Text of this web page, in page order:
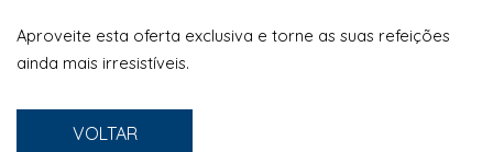
Aproveite esta oferta exclusiva e torne as suas refeições
ainda mais irresistíveis.
VOLTAR